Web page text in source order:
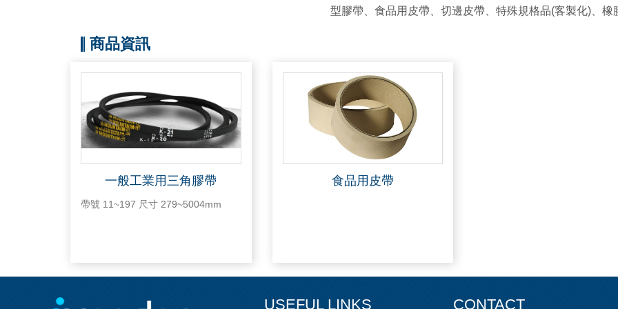
型膠帶、食品用皮帶、切邊皮帶、特殊規格品(客製化)、橡
商品資訊
一般工業用三角膠帶
帶號 11~197 尺寸 279~5004mm
食品用皮帶
USEFUL LINKS CONTACT